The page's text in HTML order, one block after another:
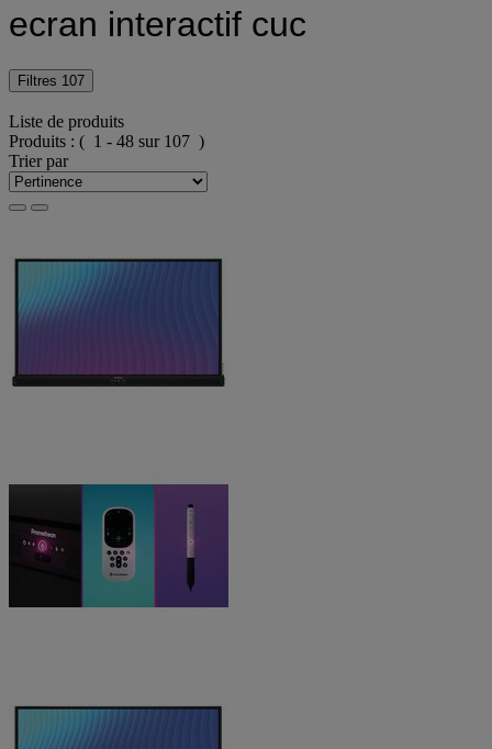
ecran interactif cuc
Filtres 107
Liste de produits
Produits : ( 1 - 48 sur 107 )
Trier par